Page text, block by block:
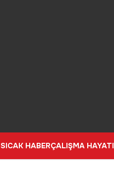
SICAK HABERÇALIŞMA HAYATI